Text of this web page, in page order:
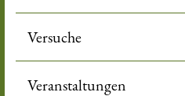
Versuche
Veranstaltungen